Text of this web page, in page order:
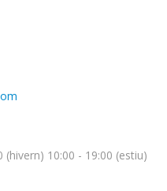
(hivern) 10:00 - 19:00 (estiu)